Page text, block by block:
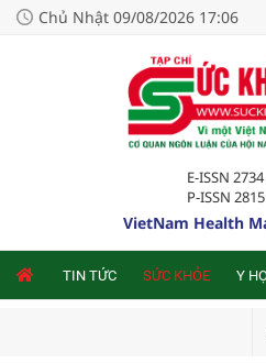
Chủ Nhật 09/08/2026 17:06
E-ISSN
P-ISSN
VietNam Health
TIN TỨC SỨC KHỎE Y